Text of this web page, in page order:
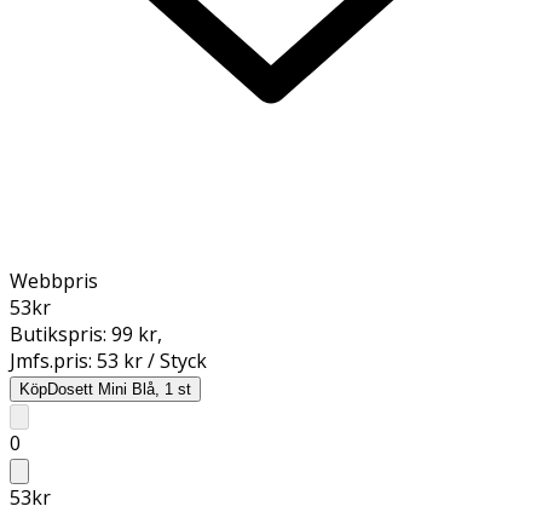
Webbpris
53kr
Butikspris: 99 kr,
Jmfs.pris: 53 kr / Styck
KöpDosett Mini Blå, 1 st
0
53kr